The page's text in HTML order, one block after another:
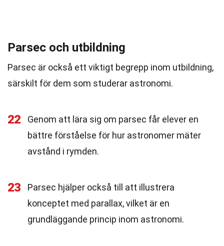
Parsec och utbildning
Parsec är också ett viktigt begrepp inom utbildning,
särskilt för dem som studerar astronomi.
22
Genom att lära sig om parsec får elever en
bättre förståelse för hur astronomer mäter
avstånd i rymden.
23
Parsec hjälper också till att illustrera
konceptet med parallax, vilket är en
grundläggande princip inom astronomi.